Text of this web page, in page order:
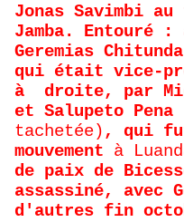
Jonas Savimbi
Jamba. Entouré :
Geremias
qui était vice-
à droite, par
et Salupeto Pena
tachetée) , qui
mouvement à
de paix de
assassiné, avec
d'autres fin